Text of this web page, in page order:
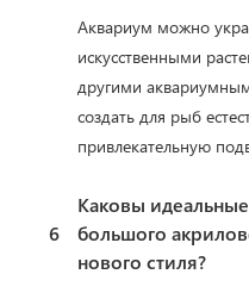
Аквариум можно
искусственными
другими
создать для рыб
привлекательную
6
Каковы
большого
нового стиля?